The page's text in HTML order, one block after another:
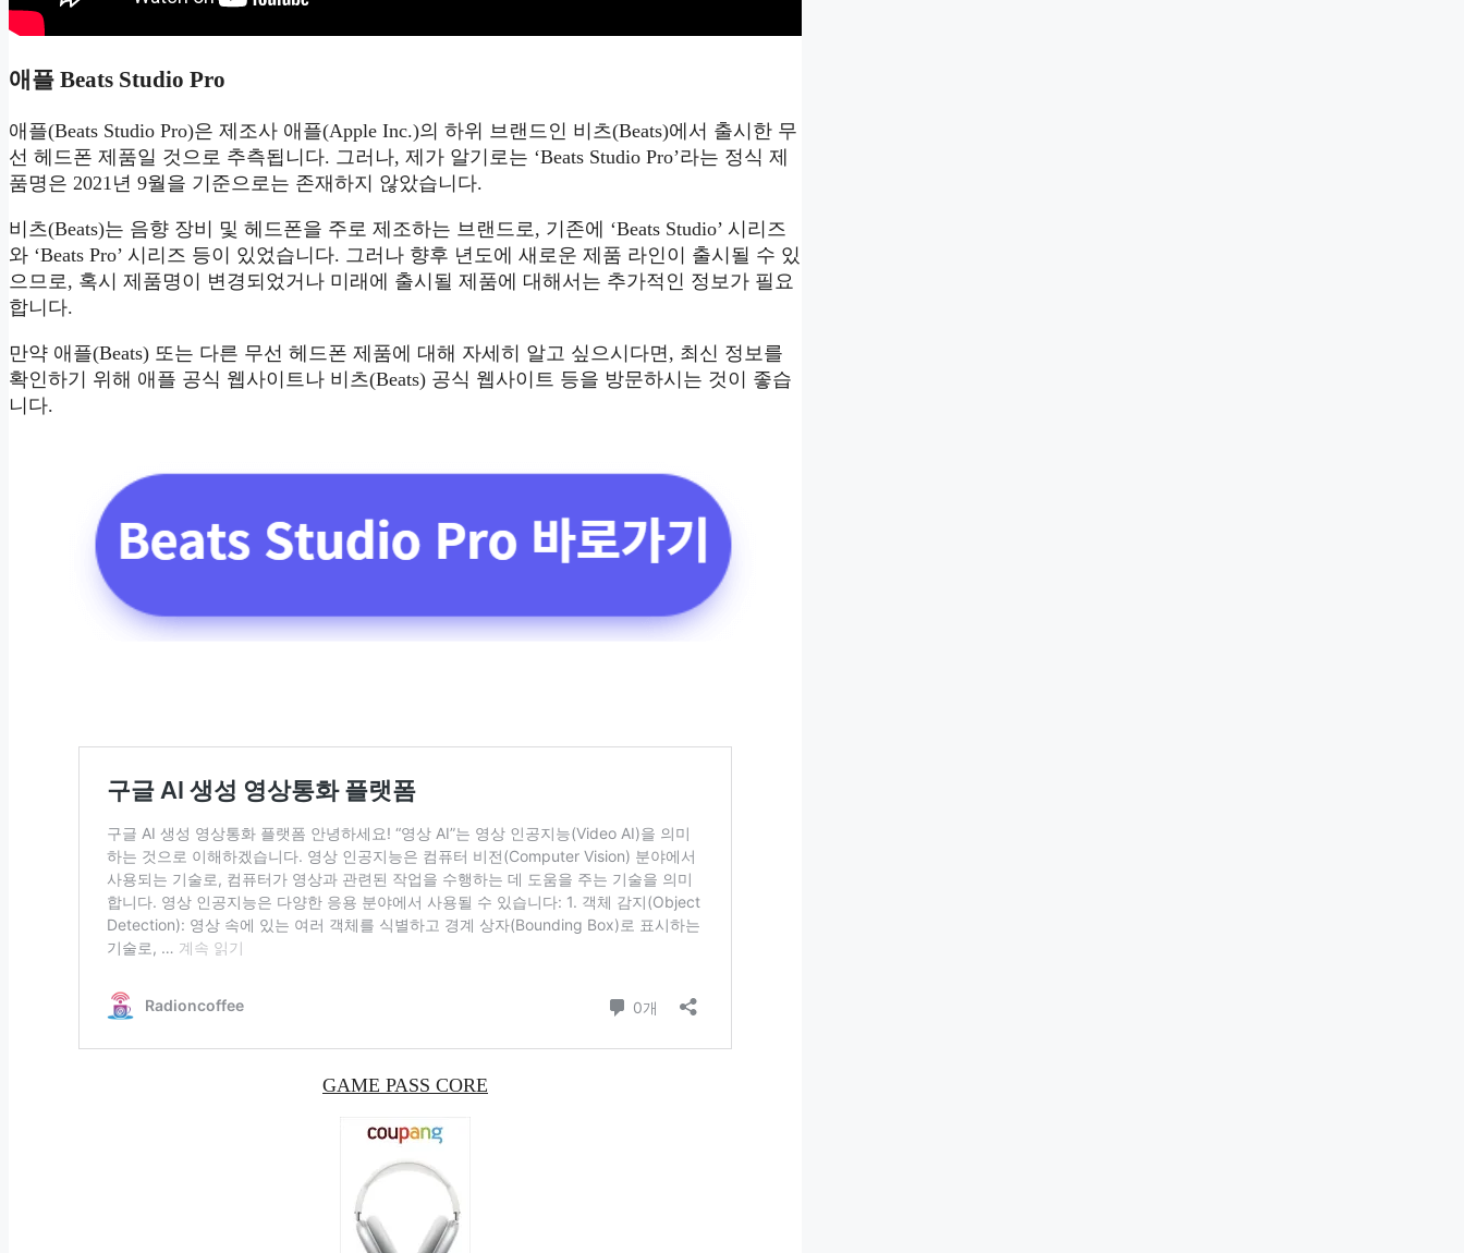
애플 Beats Studio Pro
애플(Beats Studio Pro)은 제조사 애플(Apple Inc.)의 하위 브랜드인 비츠(Beats)에서 출시한 무
선 헤드폰 제품일 것으로 추측됩니다. 그러나, 제가 알기로는 ‘Beats Studio Pro’라는 정식 제
품명은 2021년 9월을 기준으로는 존재하지 않았습니다.
비츠(Beats)는 음향 장비 및 헤드폰을 주로 제조하는 브랜드로, 기존에 ‘Beats Studio’ 시리즈
와 ‘Beats Pro’ 시리즈 등이 있었습니다. 그러나 향후 년도에 새로운 제품 라인이 출시될 수 있
으므로, 혹시 제품명이 변경되었거나 미래에 출시될 제품에 대해서는 추가적인 정보가 필요
합니다.
만약 애플(Beats) 또는 다른 무선 헤드폰 제품에 대해 자세히 알고 싶으시다면, 최신 정보를
확인하기 위해 애플 공식 웹사이트나 비츠(Beats) 공식 웹사이트 등을 방문하시는 것이 좋습
니다.
GAME PASS CORE